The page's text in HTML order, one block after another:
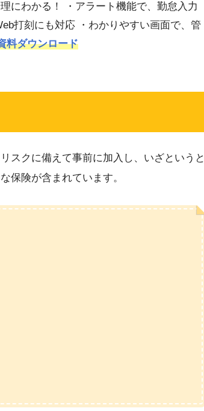
にわかる！ ・アラート機能で、勤怠入力
打刻にも対応 ・わかりやすい画面で、管
料ダウンロード
スクに備えて事前に加入し、いざというと
保険が含まれています。